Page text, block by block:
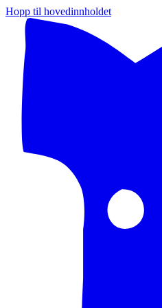
Hopp til hovedinnholdet